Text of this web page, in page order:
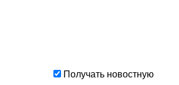
Получать новостную